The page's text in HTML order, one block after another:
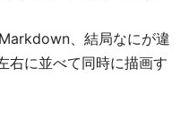
、結局なにが違
右に並べて同時に描画す